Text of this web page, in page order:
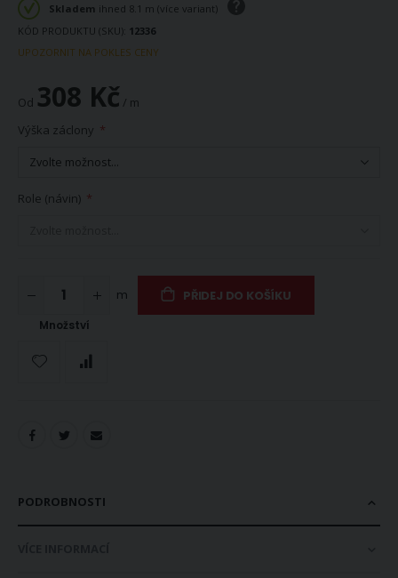
Skladem ihned 8.1 m (více variant)
KÓD PRODUKTU (SKU) 12336
UPOZORNIT NA POKLES CENY
Od 308 Kč / m
Výška záclony
Role (návin)
Množství
m PŘIDEJ DO KOŠÍKU
PODROBNOSTI